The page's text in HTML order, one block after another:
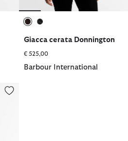
Giacca cerata Donnington
€ 525,00
Barbour International